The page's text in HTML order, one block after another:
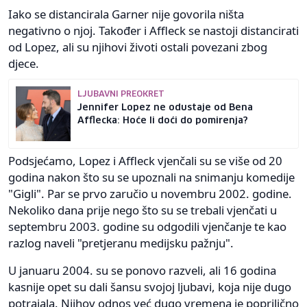
Iako se distancirala Garner nije govorila ništa
negativno o njoj. Također i Affleck se nastoji distancirati
od Lopez, ali su njihovi životi ostali povezani zbog
djece.
LJUBAVNI PREOKRET
Jennifer Lopez ne odustaje od Bena
Afflecka: Hoće li doći do pomirenja?
Podsjećamo, Lopez i Affleck vjenčali su se više od 20
godina nakon što su se upoznali na snimanju komedije
"Gigli". Par se prvo zaručio u novembru 2002. godine.
Nekoliko dana prije nego što su se trebali vjenčati u
septembru 2003. godine su odgodili vjenčanje te kao
razlog naveli "pretjeranu medijsku pažnju".
U januaru 2004. su se ponovo razveli, ali 16 godina
kasnije opet su dali šansu svojoj ljubavi, koja nije dugo
potrajala. Njihov odnos već dugo vremena je poprilično